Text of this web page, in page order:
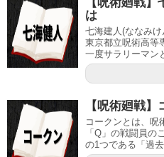
は
七海建人(ななみ
東京都立呪術高等
一度サラリーマン
【呪術廻戦
コークンとは、呪
「Q」の戦闘員の
の1つである「過